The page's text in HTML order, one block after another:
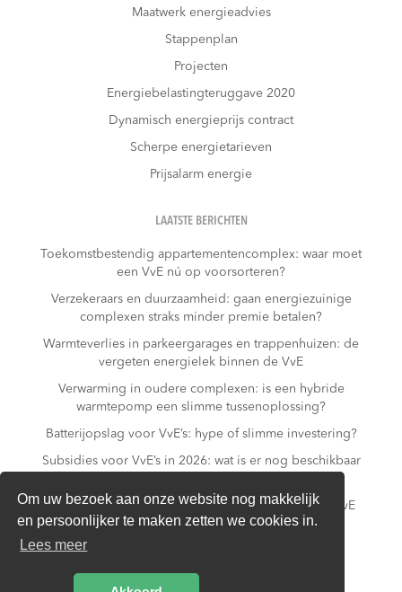
Om uw bezoek aan onze website nog makkelijk
en persoonlijker te maken zetten we cookies in.
Lees meer
Maatwerk energieadvies
Stappenplan
Projecten
Energiebelastingteruggave 2020
Dynamisch energieprijs contract
Scherpe energietarieven
Prijsalarm energie
LAATSTE BERICHTEN
Toekomstbestendig appartementencomplex: waar moet
een VvE nú op voorsorteren?
Verzekeraars en duurzaamheid: gaan energiezuinige
complexen straks minder premie betalen?
Warmteverlies in parkeergarages en trappenhuizen: de
vergeten energielek binnen de VvE
Verwarming in oudere complexen: is een hybride
warmtepomp een slimme tussenoplossing?
Batterijopslag voor VvE’s: hype of slimme investering?
Subsidies voor VvE’s in 2026: wat is er nog beschikbaar
Slim laden in parkeergarages: hoe voorkomt een VvE
overbelasting van de installatie?
Van gas naar all-electric: is dat realistisch voor een